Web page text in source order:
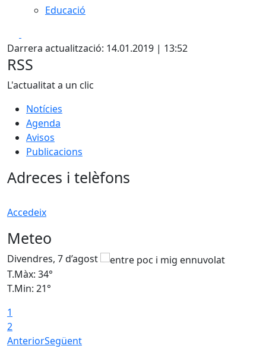
Educació
Darrera actualització: 14.01.2019 | 13:52
RSS
L'actualitat a un clic
Notícies
Agenda
Avisos
Publicacions
Adreces i telèfons
Accedeix
Meteo
Divendres, 7 d’agost
T.Màx: 34°
T.Min: 21°
1
2
AnteriorSegüent